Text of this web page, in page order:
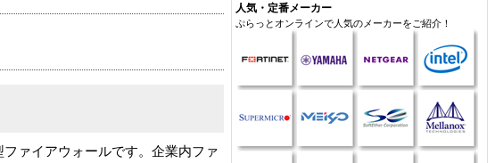
ァイアウォールです。企業内ファ
人気・定番メーカー
ぷらっとオンラインで人気のメーカーをご紹介！